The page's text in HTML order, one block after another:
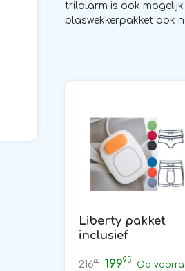
trilalarm is ook mogelijk
plaswekkerpakket ook
Liberty pakket
inclusief
21600 19995 Op